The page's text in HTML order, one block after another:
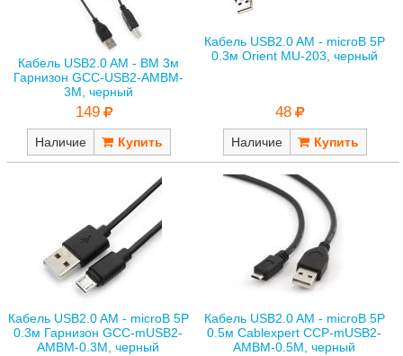
Кабель USB2.0 AM - BM 3м
Гарнизон GCC-USB2-AMBM-
3M, черный
149
Наличие
Кабель USB2.0 AM - microB 5P
0.3м Orient MU-203, черный
48
Наличие
Кабель USB2.0 AM - microB 5P
0.3м Гарнизон GCC-mUSB2-
AMBM-0.3M, черный
Кабель USB2.0 AM - microB 5P
0.5м Cablexpert CCP-mUSB2-
AMBM-0.5M, черный